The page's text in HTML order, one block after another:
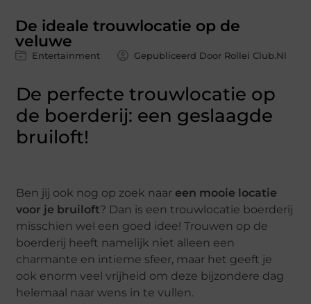
De ideale trouwlocatie op de
veluwe
Entertainment Gepubliceerd Door Rollei Club.nl
De perfecte trouwlocatie op
de boerderij: een geslaagde
bruiloft!
Ben jij ook nog op zoek naar een mooie locatie
voor je bruiloft? Dan is een trouwlocatie boerderij
misschien wel een goed idee! Trouwen op de
boerderij heeft namelijk niet alleen een
charmante en intieme sfeer, maar het geeft je
ook enorm veel vrijheid om deze bijzondere dag
helemaal naar wens in te vullen.